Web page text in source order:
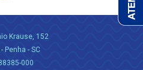
Krause, 152
Penha - SC
000